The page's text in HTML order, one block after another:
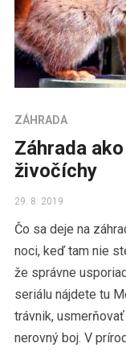
ZÁHRADA
Záhrada
živočíchy
29. 8. 2019
Čo sa deje na
noci, keď tam nie
že správne
seriálu nájdete tu
trávnik,
nerovný boj. V